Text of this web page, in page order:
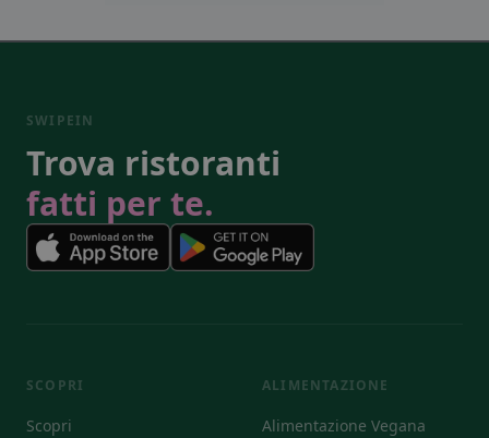
SWIPEIN
Trova ristoranti
fatti per te.
SCOPRI
Scopri
ALIMENTAZIONE
Alimentazione Vegana